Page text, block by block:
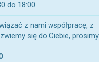
do 18:00.
z nami współpracę, z
się do Ciebie,